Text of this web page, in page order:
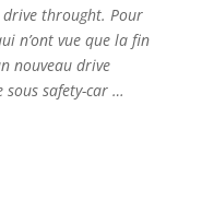
throught. Pour
n’ont vue que la fin
nouveau drive
safety-car …